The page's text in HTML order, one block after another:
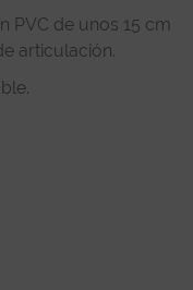
PVC de unos 15 cm
articulación.